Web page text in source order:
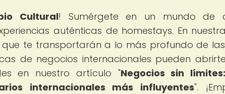
Cultural! Sumérgete en un mundo de
auténticas de homestays. En
que te transportarán a lo más profundo de
de negocios internacionales pueden
en nuestro artículo "Negocios sin
internacionales más influyentes".